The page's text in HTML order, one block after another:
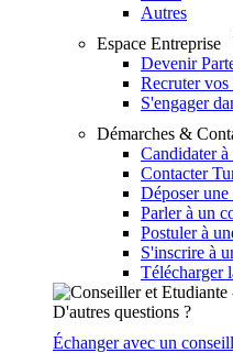
Autres
Espace Entreprise
Devenir
Recruter vos
S'engager
Démarches &
Candidater
Contacter
Déposer
Parler à un
Postuler à
S'inscrire à
Télécharger
D'autres questions ?
Échanger avec un